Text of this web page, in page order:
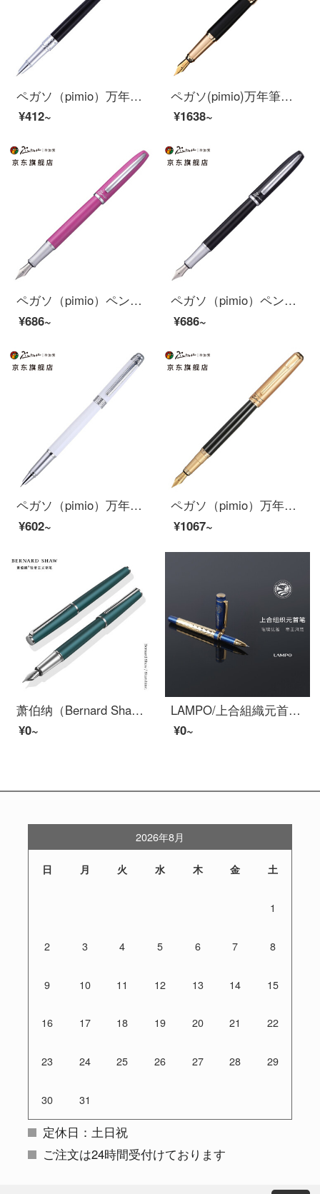
ペガソ（pimio）万年筆の財務ペンは特に細くて0.38 mmペン先の男性の女史の執務する成人の学生は字のペンのオルタのシリーズの701を訓練しますで暗いです。
¥412~
ペガソ(pimio)万年筆サインペン男性女性ビジネスオフィス大人がインクを書くテイラーシリーズ951ブラック
¥1638~
ペガソ（pimio）ペンの署名ペンの女性が執務しています。大人が学生用0.5 mmのインクペンで書いています。
¥686~
ペガソ（pimio）ペンサインペン男性女性執務成人書写学生用0.5 mmインクペンワナシリーズ936純黒
¥686~
ペガソ（pimio）万年筆財務特筆男性女性ビジネスオフィス成人学生用インクペン0.38 mmペン先M 09敬白
¥602~
ペガソ（pimio）万年筆サインペン男性女性ビジネスプレゼント成人学生用0.5 mmインクペンアテネ皇朝シリーズ906霧金
¥1067~
萧伯纳（Bernard Shaw）星耀松苔绿 万年筆 单支装
¥0~
LAMPO/上合組織元首笔重手触り金属サインペンメッキ金宝珠ペンビジネスサインプレゼント太いビーズ筆青島博物館所蔵青
¥0~
2026年8月
日 月 火 水 木 金 土
1
2 3 4 5 6 7 8
9 10 11 12 13 14 15
16 17 18 19 20 21 22
23 24 25 26 27 28 29
30 31
定休日：土日祝
ご注文は24時間受付けております